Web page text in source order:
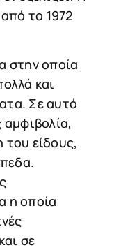
το 1972
στην οποία
και
Σε αυτό
είδους,
η οποία
σε